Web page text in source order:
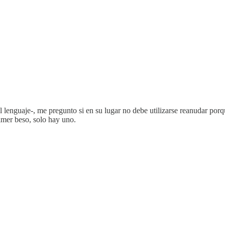
, me pregunto si en su lugar no debe utilizarse reanudar
beso, solo hay uno.